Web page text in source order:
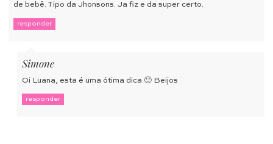
de bebê. Tipo da Jhonsons. Ja fiz e da super certo.
responder
Simone
Oi Luana, esta é uma ótima dica 🙂 Beijos
responder